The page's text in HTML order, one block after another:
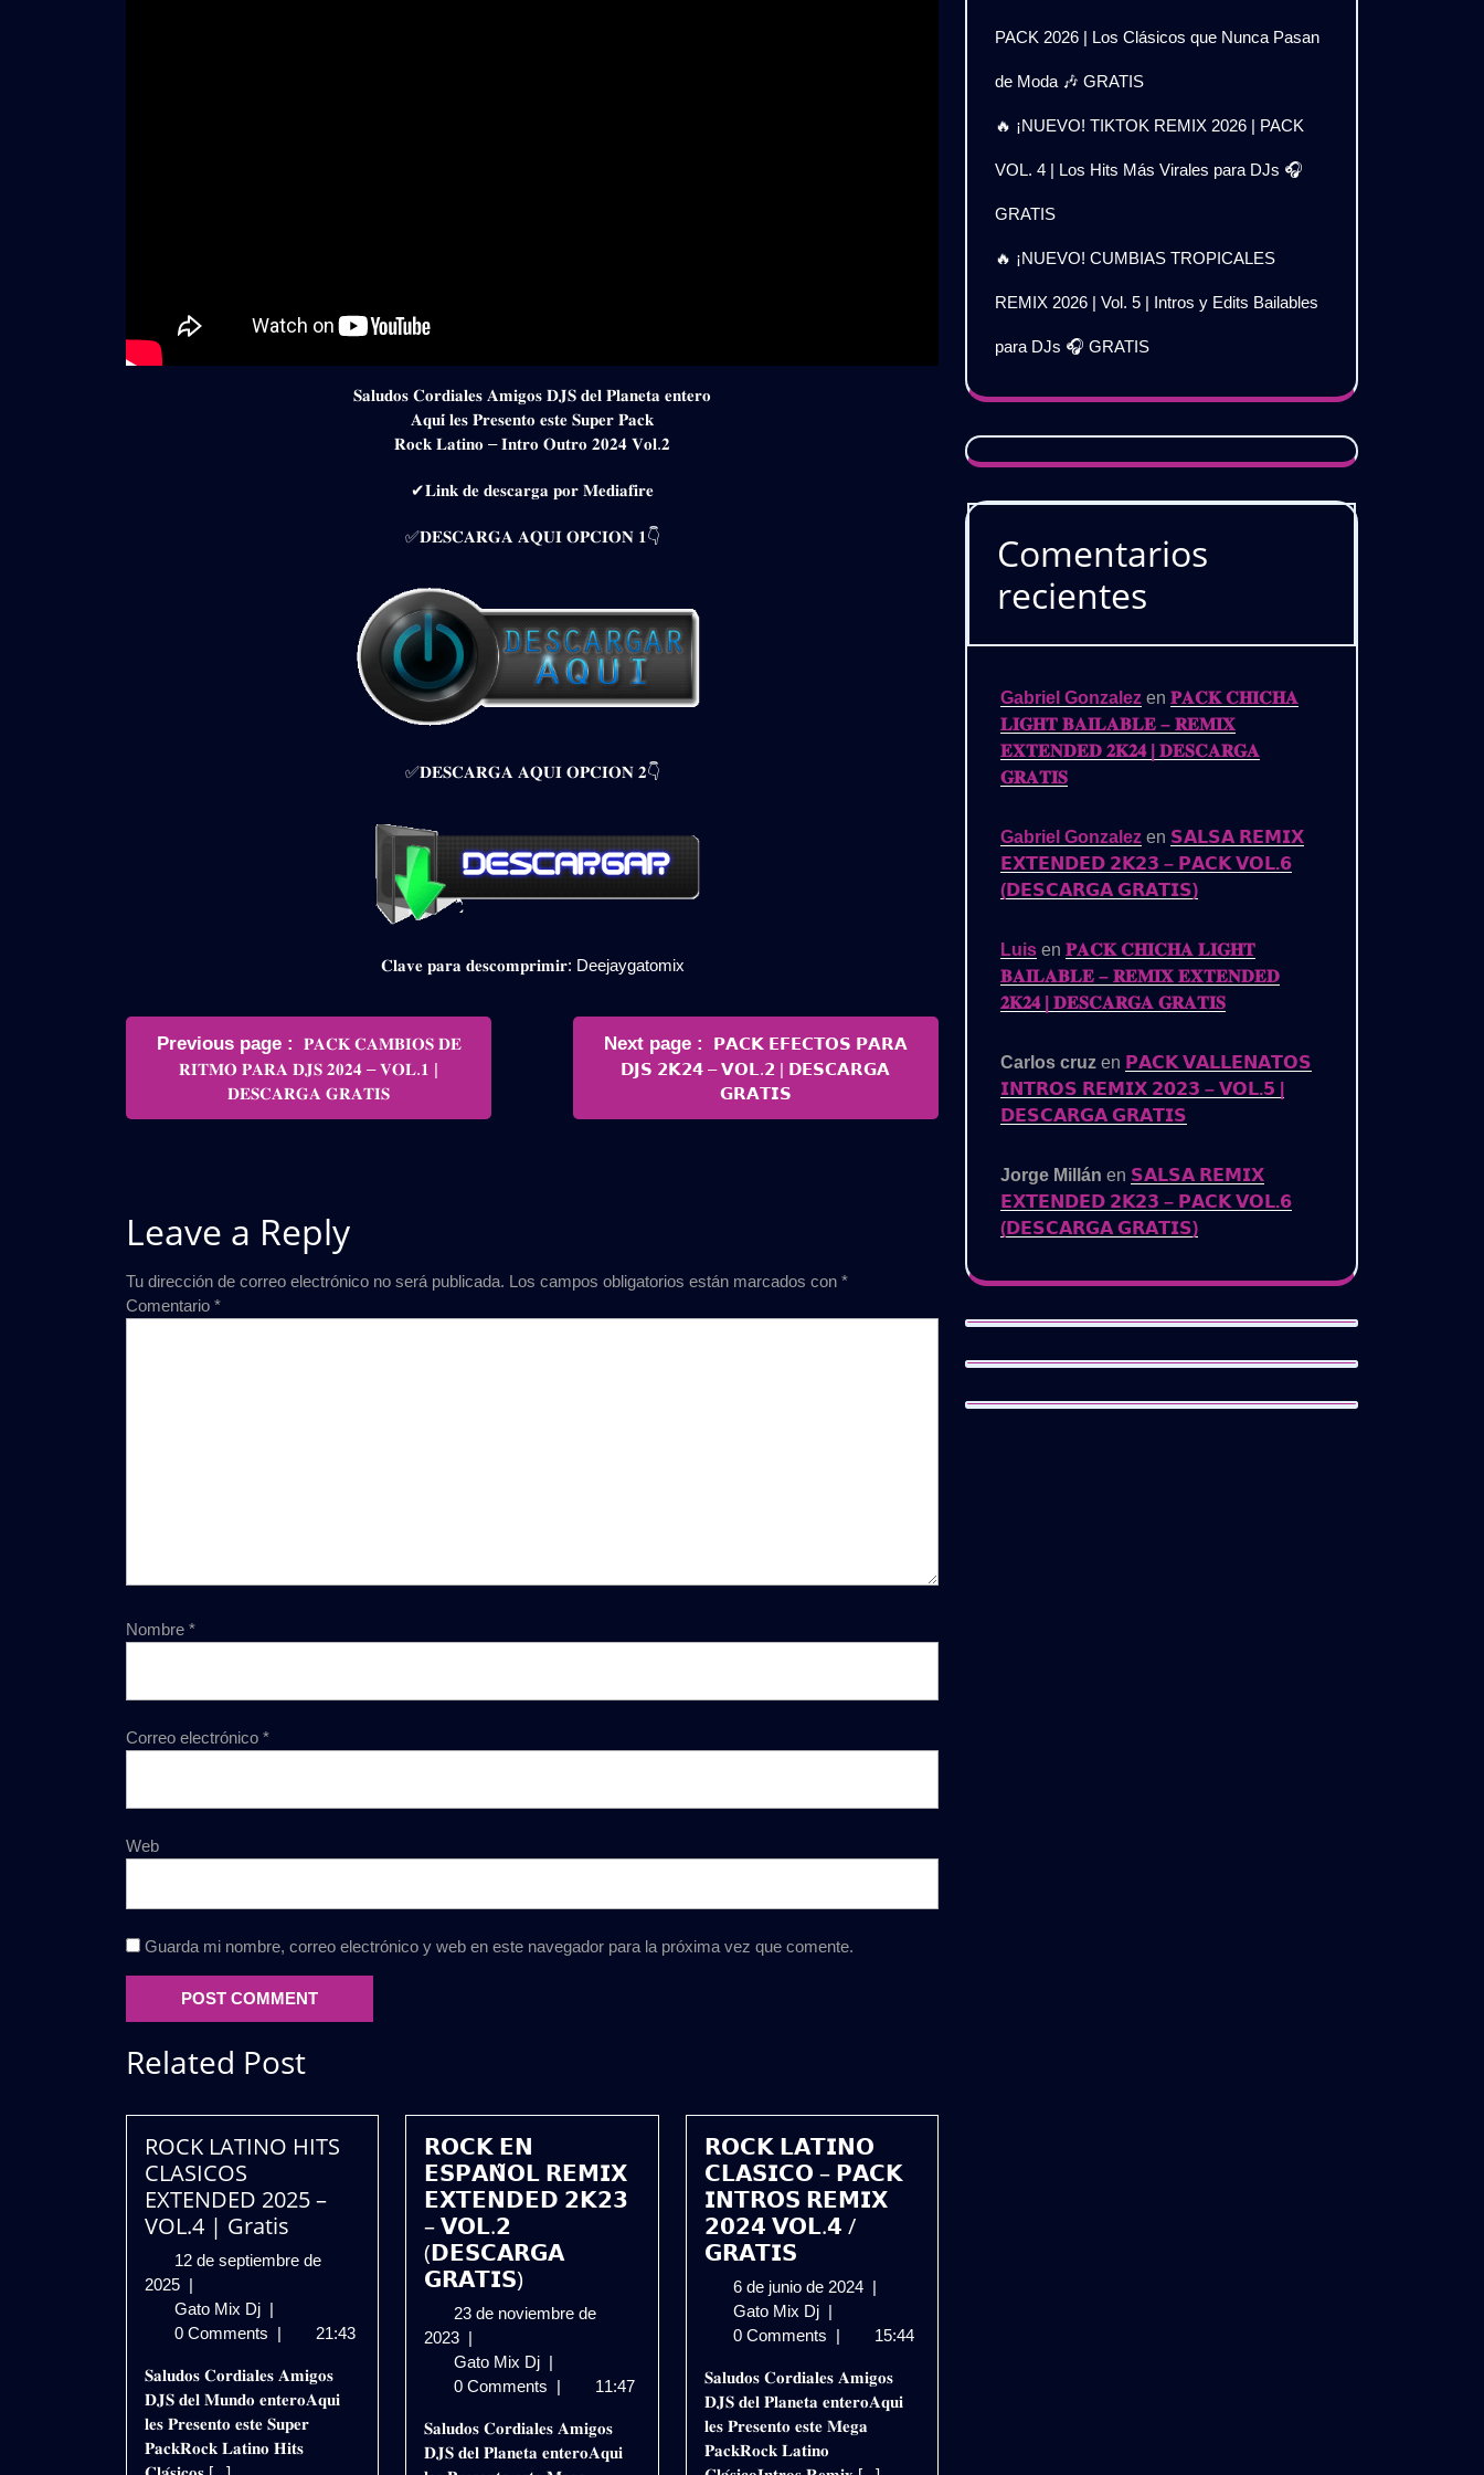
𝐒𝐚𝐥𝐮𝐝𝐨𝐬 𝐂𝐨𝐫𝐝𝐢𝐚𝐥𝐞𝐬 𝐀𝐦𝐢𝐠𝐨𝐬 𝐃𝐉𝐒 𝐝𝐞𝐥 𝐏𝐥𝐚𝐧𝐞𝐭𝐚 𝐞𝐧𝐭𝐞𝐫𝐨
𝐀𝐪𝐮𝐢́ 𝐥𝐞𝐬 𝐏𝐫𝐞𝐬𝐞𝐧𝐭𝐨 𝐞𝐬𝐭𝐞 𝐒𝐮𝐩𝐞𝐫 𝐏𝐚𝐜𝐤
𝐑𝐨𝐜𝐤 𝐋𝐚𝐭𝐢𝐧𝐨 – 𝐈𝐧𝐭𝐫𝐨 𝐎𝐮𝐭𝐫𝐨 𝟐𝟎𝟐𝟒 𝐕𝐨𝐥.𝟐
✔𝐋𝐢𝐧𝐤 𝐝𝐞 𝐝𝐞𝐬𝐜𝐚𝐫𝐠𝐚 𝐩𝐨𝐫 𝐌𝐞𝐝𝐢𝐚𝐟𝐢𝐫𝐞
✅𝐃𝐄𝐒𝐂𝐀𝐑𝐆𝐀 𝐀𝐐𝐔𝐈 𝐎𝐏𝐂𝐈𝐎𝐍 𝟏👇
✅𝐃𝐄𝐒𝐂𝐀𝐑𝐆𝐀 𝐀𝐐𝐔𝐈 𝐎𝐏𝐂𝐈𝐎𝐍 𝟐👇
𝐂𝐥𝐚𝐯𝐞 𝐩𝐚𝐫𝐚 𝐝𝐞𝐬𝐜𝐨𝐦𝐩𝐫𝐢𝐦𝐢𝐫: Deejaygatomix
Navegación
de
entradas
Previous page
Older
Posts
𝐏𝐀𝐂𝐊 𝐂𝐀𝐌𝐁𝐈𝐎𝐒 𝐃𝐄
𝐑𝐈𝐓𝐌𝐎 𝐏𝐀𝐑𝐀 𝐃𝐉𝐒 𝟐𝟎𝟐𝟒 – 𝐕𝐎𝐋.𝟏 |
𝐃𝐄𝐒𝐂𝐀𝐑𝐆𝐀 𝐆𝐑𝐀𝐓𝐈𝐒
Next page
Newer
Posts
𝗣𝗔𝗖𝗞 𝗘𝗙𝗘𝗖𝗧𝗢𝗦 𝗣𝗔𝗥𝗔
𝗗𝗝𝗦 𝟮𝗞𝟮𝟰 – 𝗩𝗢𝗟.𝟮 | 𝗗𝗘𝗦𝗖𝗔𝗥𝗚𝗔
𝗚𝗥𝗔𝗧𝗜𝗦
Leave a Reply
Tu dirección de correo electrónico no será publicada. Los campos obligatorios están marcados con *
Comentario *
Nombre *
Correo electrónico *
Web
Guarda mi nombre, correo electrónico y web en este navegador para la próxima vez que comente.
Related Post
ROCK LATINO HITS
CLASICOS
EXTENDED 2025 –
VOL.4 | Gratis
12 de septiembre de
2025 12
de
septiembre
2025
|
Gato Mix Dj ROCK
LATINO
CLASICOS
EXTENDED
2025
–
|
0 Comments | 21:43
𝐒𝐚𝐥𝐮𝐝𝐨𝐬 𝐂𝐨𝐫𝐝𝐢𝐚𝐥𝐞𝐬 𝐀𝐦𝐢𝐠𝐨𝐬
𝐃𝐉𝐒 𝐝𝐞𝐥 𝐌𝐮𝐧𝐝𝐨 𝐞𝐧𝐭𝐞𝐫𝐨𝐀𝐪𝐮𝐢
𝐥𝐞𝐬 𝐏𝐫𝐞𝐬𝐞𝐧𝐭𝐨 𝐞𝐬𝐭𝐞 𝐒𝐮𝐩𝐞𝐫
𝐏𝐚𝐜𝐤𝐑𝐨𝐜𝐤 𝐋𝐚𝐭𝐢𝐧𝐨 𝐇𝐢𝐭𝐬
𝗥𝗢𝗖𝗞 𝗘𝗡
𝗘𝗦𝗣𝗔𝗡̃𝗢𝗟 𝗥𝗘𝗠𝗜𝗫
𝗘𝗫𝗧𝗘𝗡𝗗𝗘𝗗 𝟮𝗞𝟮𝟯
– 𝗩𝗢𝗟.𝟮
(𝗗𝗘𝗦𝗖𝗔𝗥𝗚𝗔
𝗚𝗥𝗔𝗧𝗜𝗦)
23 de noviembre de
2023 23
de
noviembre
2023
|
Gato Mix Dj 𝗥𝗢𝗖𝗞
𝗘𝗡
𝗥𝗘𝗠𝗜𝗫
𝗘𝗫𝗧𝗘𝗡𝗗𝗘𝗗
|
0 Comments | 11:47
𝐒𝐚𝐥𝐮𝐝𝐨𝐬 𝐂𝐨𝐫𝐝𝐢𝐚𝐥𝐞𝐬 𝐀𝐦𝐢𝐠𝐨𝐬
𝐃𝐉𝐒 𝐝𝐞𝐥 𝐏𝐥𝐚𝐧𝐞𝐭𝐚 𝐞𝐧𝐭𝐞𝐫𝐨𝐀𝐪𝐮𝐢
𝗥𝗢𝗖𝗞 𝗟𝗔𝗧𝗜𝗡𝗢
𝗖𝗟𝗔𝗦𝗜𝗖𝗢 – 𝗣𝗔𝗖𝗞
𝗜𝗡𝗧𝗥𝗢𝗦 𝗥𝗘𝗠𝗜𝗫
𝟮𝟬𝟮𝟰 𝗩𝗢𝗟.𝟰 /
𝗚𝗥𝗔𝗧𝗜𝗦
6 de junio de 2024 6
junio
2024
|
Gato Mix Dj 𝗥𝗢𝗖𝗞
𝗟𝗔𝗧𝗜𝗡𝗢
–
𝗣𝗔𝗖𝗞
𝗜𝗡𝗧𝗥𝗢𝗦
𝗥𝗘𝗠𝗜𝗫
|
0 Comments | 15:44
𝐒𝐚𝐥𝐮𝐝𝐨𝐬 𝐂𝐨𝐫𝐝𝐢𝐚𝐥𝐞𝐬 𝐀𝐦𝐢𝐠𝐨𝐬
𝐃𝐉𝐒 𝐝𝐞𝐥 𝐏𝐥𝐚𝐧𝐞𝐭𝐚 𝐞𝐧𝐭𝐞𝐫𝐨𝐀𝐪𝐮𝐢
𝐥𝐞𝐬 𝐏𝐫𝐞𝐬𝐞𝐧𝐭𝐨 𝐞𝐬𝐭𝐞 𝐌𝐞𝐠𝐚
𝐏𝐚𝐜𝐤𝐑𝐨𝐜𝐤 𝐋𝐚𝐭𝐢𝐧𝐨
PACK 2026 | Los Clásicos que Nunca Pasan
de Moda 🎶 GRATIS
🔥 ¡NUEVO! TIKTOK REMIX 2026 | PACK
VOL. 4 | Los Hits Más Virales para DJs 🎧
GRATIS
🔥 ¡NUEVO! CUMBIAS TROPICALES
REMIX 2026 | Vol. 5 | Intros y Edits Bailables
para DJs 🎧 GRATIS
Comentarios
recientes
Gabriel Gonzalez en 𝐏𝐀𝐂𝐊 𝐂𝐇𝐈𝐂𝐇𝐀
𝐋𝐈𝐆𝐇𝐓 𝐁𝐀𝐈𝐋𝐀𝐁𝐋𝐄 – 𝐑𝐄𝐌𝐈𝐗
𝐄𝐗𝐓𝐄𝐍𝐃𝐄𝐃 𝟐𝐊𝟐𝟒 | 𝐃𝐄𝐒𝐂𝐀𝐑𝐆𝐀
𝐆𝐑𝐀𝐓𝐈𝐒
Gabriel Gonzalez en 𝗦𝗔𝗟𝗦𝗔 𝗥𝗘𝗠𝗜𝗫
𝗘𝗫𝗧𝗘𝗡𝗗𝗘𝗗 𝟮𝗞𝟮𝟯 – 𝗣𝗔𝗖𝗞 𝗩𝗢𝗟.𝟲
(𝗗𝗘𝗦𝗖𝗔𝗥𝗚𝗔 𝗚𝗥𝗔𝗧𝗜𝗦)
Luis en 𝐏𝐀𝐂𝐊 𝐂𝐇𝐈𝐂𝐇𝐀 𝐋𝐈𝐆𝐇𝐓
𝐁𝐀𝐈𝐋𝐀𝐁𝐋𝐄 – 𝐑𝐄𝐌𝐈𝐗 𝐄𝐗𝐓𝐄𝐍𝐃𝐄𝐃
𝟐𝐊𝟐𝟒 | 𝐃𝐄𝐒𝐂𝐀𝐑𝐆𝐀 𝐆𝐑𝐀𝐓𝐈𝐒
Carlos cruz en 𝗣𝗔𝗖𝗞 𝗩𝗔𝗟𝗟𝗘𝗡𝗔𝗧𝗢𝗦
𝗜𝗡𝗧𝗥𝗢𝗦 𝗥𝗘𝗠𝗜𝗫 𝟮𝟬𝟮𝟯 – 𝗩𝗢𝗟.𝟱 |
𝗗𝗘𝗦𝗖𝗔𝗥𝗚𝗔 𝗚𝗥𝗔𝗧𝗜𝗦
Jorge Millán en 𝗦𝗔𝗟𝗦𝗔 𝗥𝗘𝗠𝗜𝗫
𝗘𝗫𝗧𝗘𝗡𝗗𝗘𝗗 𝟮𝗞𝟮𝟯 – 𝗣𝗔𝗖𝗞 𝗩𝗢𝗟.𝟲
(𝗗𝗘𝗦𝗖𝗔𝗥𝗚𝗔 𝗚𝗥𝗔𝗧𝗜𝗦)